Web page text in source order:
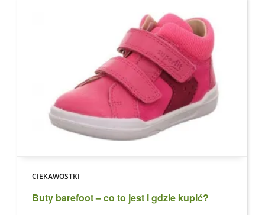
CIEKAWOSTKI
Buty barefoot – co to jest i gdzie kupić?